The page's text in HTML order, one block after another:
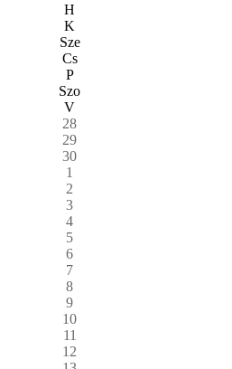
H
K
Sze
Cs
P
Szo
V
28
29
30
1
2
3
4
5
6
7
8
9
10
11
12